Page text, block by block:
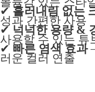
✔ 흘러내림 없는
성과 간편한 사용
✔ 넉넉한 용량 &
사용할 수 있는 튜
✔ 빠른 염색 효과
러운 컬러 연출